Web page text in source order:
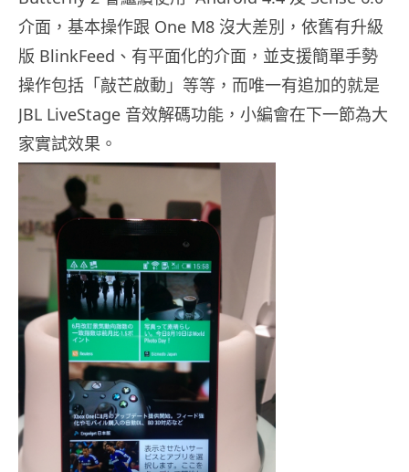
介面，基本操作跟 One M8 沒大差別，依舊有升級
版 BlinkFeed、有平面化的介面，並支援簡單手勢
操作包括「敲芒啟動」等等，而唯一有追加的就是
JBL LiveStage 音效解碼功能，小編會在下一節為大
家實試效果。